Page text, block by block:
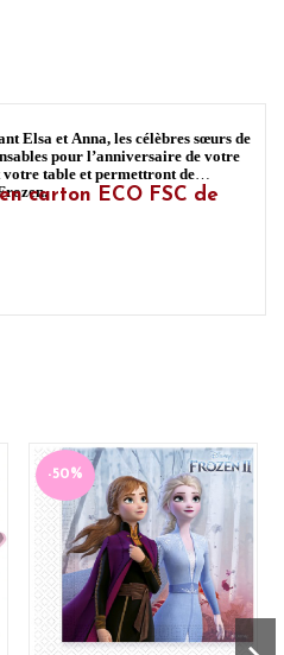
Elsa et Anna, les célèbres sœurs de
pour l’anniversaire de votre
table et permettront de
carton ECO FSC de
-50%